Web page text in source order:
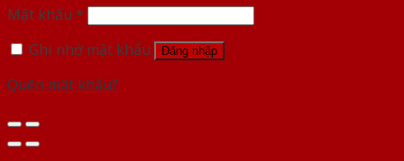
Mật khẩu *
Ghi nhớ mật khẩu
Đăng nhập
Quên mật khẩu?